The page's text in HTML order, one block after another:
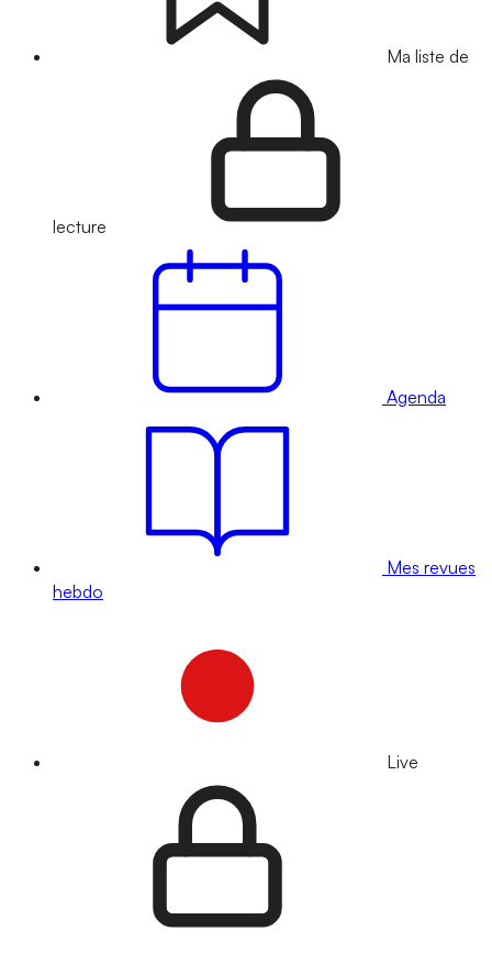
Ma liste de
lecture
Agenda
Mes revues
hebdo
Live